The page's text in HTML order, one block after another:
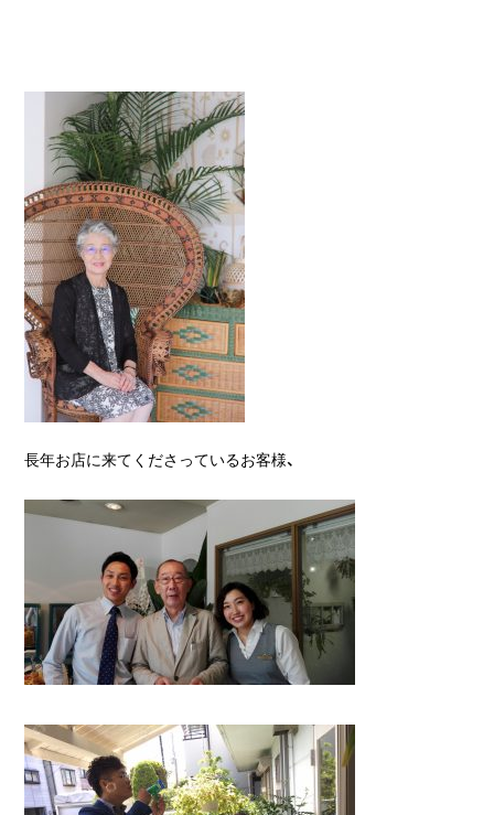
長年お店に来てくださっているお客様、